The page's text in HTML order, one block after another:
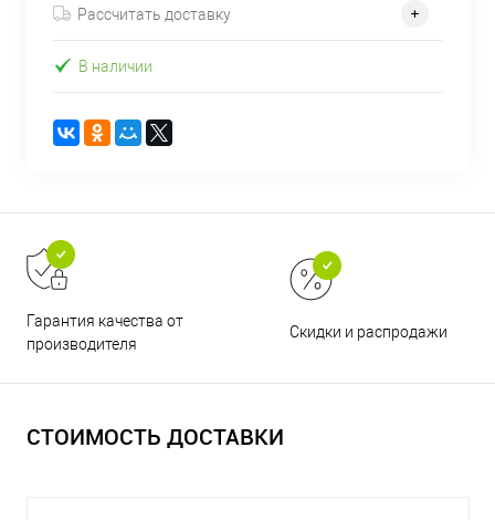
Рассчитать доставку
В наличии
Гарантия качества от
производителя
Скидки и распродажи
СТОИМОСТЬ ДОСТАВКИ